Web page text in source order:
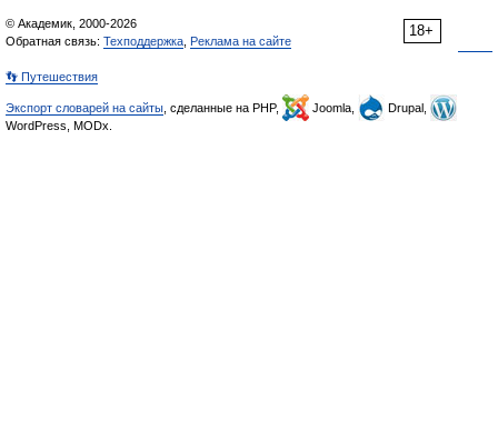
18+
© Академик, 2000-2026
Обратная связь: Техподдержка Реклама на сайте
👣 Путешествия
Экспорт словарей на сайты , сделанные на PHP, Joomla,
Drupal,
WordPress, MODx.